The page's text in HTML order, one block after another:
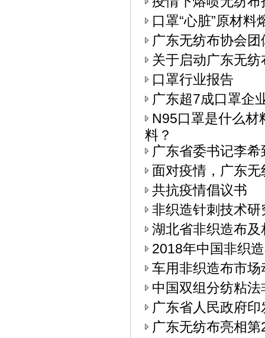
口罩“心脏”原材料
广东无纺布协会
关于启动广东无
口罩行业报告
广东超7成口罩企
N95口罩是什么材
料？
广东省委书记李
面对疫情，广东
共抗疫情倡议书
非织造针刺技术
湖北省非织造布
2018年中国非织
车用非织造布市场
中国双组分纺粘
广东省人民政府
广东无纺布亮相